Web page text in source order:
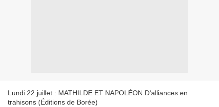
Lundi 22 juillet : MATHILDE ET NAPOLÉON D'alliances en
trahisons (Éditions de Borée)